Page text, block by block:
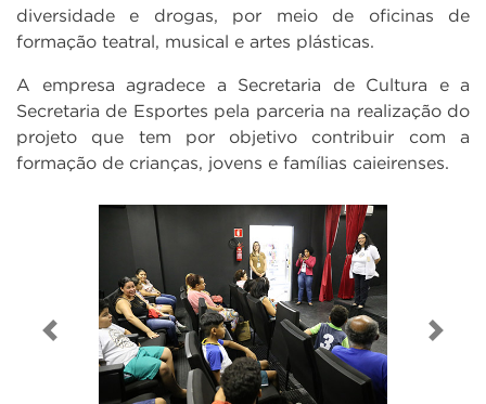
diversidade e drogas, por meio de oficinas de
formação teatral, musical e artes plásticas.
A empresa agradece a Secretaria de Cultura e a
Secretaria de Esportes pela parceria na realização do
projeto que tem por objetivo contribuir com a
formação de crianças, jovens e famílias caieirenses.
Previous Next